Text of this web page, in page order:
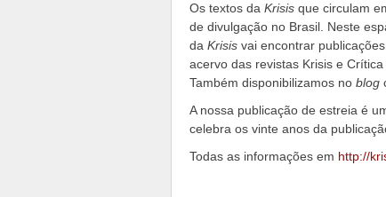
Os textos da Krisis que circulam
de divulgação no Brasil. Neste
da Krisis vai encontrar
acervo das revistas Krisis e
Também disponibilizamos no blog
A nossa publicação de estreia é
celebra os vinte anos da
Todas as informações em http://